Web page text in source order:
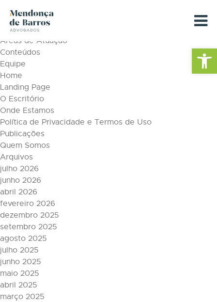
Barra de
Páginas
Áreas de Atuação
Conteúdos
Equipe
Home
Landing Page
O Escritório
Onde Estamos
Política de Privacidade e Termos de Uso
Publicações
Quem Somos
Arquivos
julho 2026
junho 2026
abril 2026
fevereiro 2026
dezembro 2025
setembro 2025
agosto 2025
julho 2025
junho 2025
maio 2025
abril 2025
março 2025